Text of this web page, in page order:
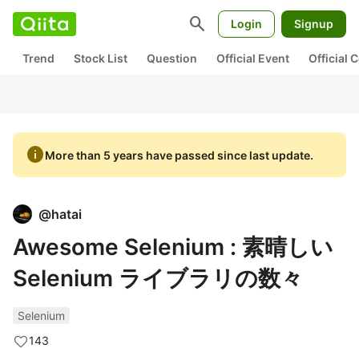
search Login Signup
Trend Stock List Question Official Event Official
infoMore than 5 years have passed since last update.
@hatai
Awesome Selenium : 素晴しい
Selenium ライブラリの数々
Selenium
143